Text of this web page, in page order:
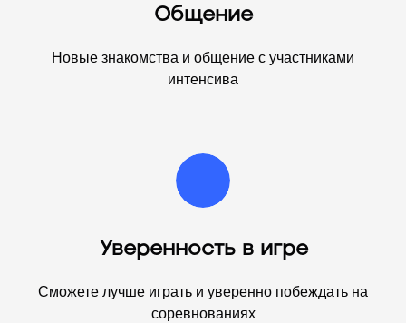
Общение
Новые знакомства и общение с участниками
интенсива
Уверенность в игре
Сможете лучше играть и уверенно побеждать на
соревнованиях